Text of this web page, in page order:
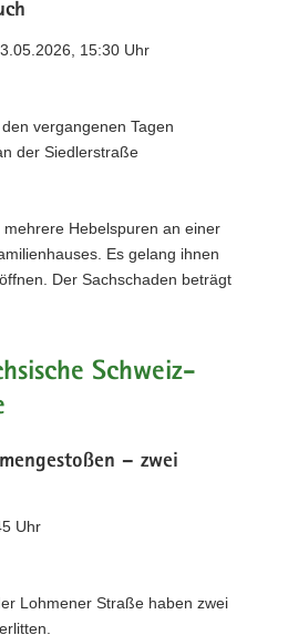
15:30 Uhr
vergangenen Tagen
der Siedlerstraße
Hebelspuren an einer
Es gelang ihnen
Der Sachschaden beträgt
Schweiz-
– zwei
Uhr
Lohmener Straße haben zwei